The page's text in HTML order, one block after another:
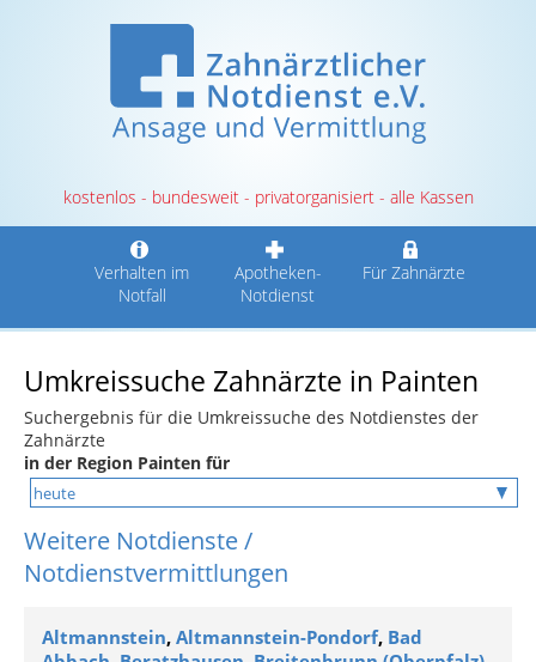
kostenlos - bundesweit - privatorganisiert - alle Kassen
Verhalten im
Notfall
Apotheken-
Notdienst
Für Zahnärzte
Umkreissuche Zahnärzte in Painten
Suchergebnis für die Umkreissuche des Notdienstes der
Zahnärzte
in der Region Painten für
Weitere Notdienste /
Notdienstvermittlungen
Altmannstein, Altmannstein-Pondorf, Bad